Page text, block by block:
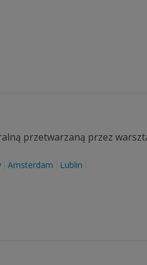
przetwarzaną przez
Amsterdam Lublin